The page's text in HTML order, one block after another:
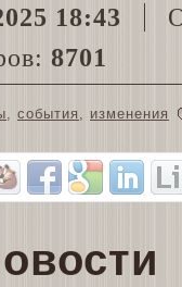
18:43
8701
, события , изменения